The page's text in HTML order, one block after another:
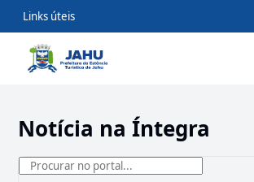
Links úteis
Notícia na Íntegra